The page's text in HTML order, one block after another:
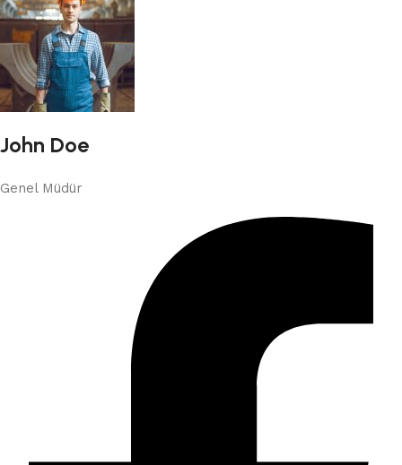
John Doe
Genel Müdür